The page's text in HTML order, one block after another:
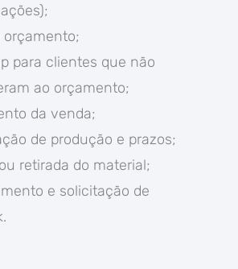
orçamento;
para clientes que não
ao orçamento;
da venda;
de produção e prazos;
retirada do material;
e solicitação de